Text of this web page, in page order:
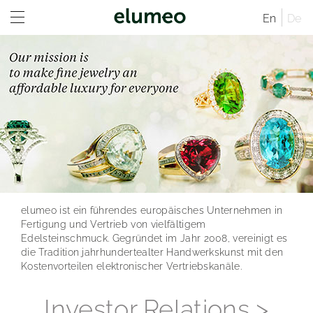
En De
Home
Unternehmen
Vertriebskanäle
Unternehmensstruktur
Verwaltungsrat
Geschäftsordnung
Vergütungsbericht
Geschäftsführende Direktoren
Vergütungssystem und Vergütungsberichte
Satzung der elumeo SE
Nachhaltigkeit
Juwelo
jooli
Amayani
Investor Relations
Investor Relations Übersicht
Unternehmen
Unternehmenstruktur
Vertriebskanäle
Geschäftsordnung
Satzung der elumeo SE
Corporate Governance
Vergangene Entsprechenserklärungen
Mitteilungen
Ad-Hoc-Publikationen
Research
Presse
Pressemeldungen
Downloads
Logos
Schmuck
Pressekontakt
Impressum
elumeo SE | Datenschutz
elumeo ist ein führendes europäisches Unternehmen in
Fertigung und Vertrieb von vielfältigem
Edelsteinschmuck. Gegründet im Jahr 2008, vereinigt es
die Tradition jahrhundertealter Handwerkskunst mit den
Kostenvorteilen elektronischer Vertriebskanäle.